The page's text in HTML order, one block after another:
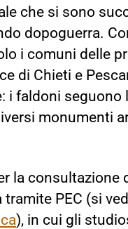
che si sono
dopoguerra.
i comuni delle
di Chieti e
i faldoni seguono
monumenti
la consultazione
PEC (si
), in cui gli